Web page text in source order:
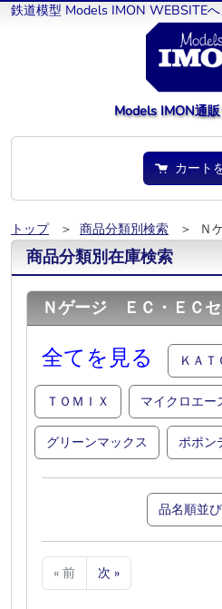
鉄道模型 Models IMON WEBSITE
Models IMON通
カート
トップ ＞ 商品分類別検索 ＞ Ｎ
商品分類別在庫検索
Ｎゲージ ＥＣ・ＥＣセ
全てを見る ＫＡＴ
ＴＯＭＩＸ マイクロエー
グリーンマックス ポポン
品名順並
« 前 次 »